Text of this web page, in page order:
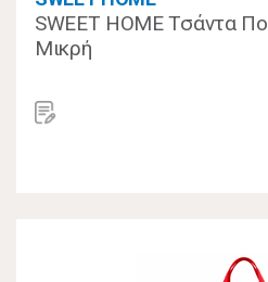
SWEET HOME Τσάντα
Μικρή